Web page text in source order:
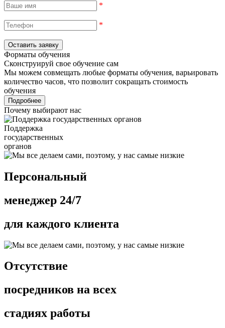
*
*
Форматы обучения
Сконструируй свое обучение сам
Мы можем совмещать любые форматы обучения, варьировать
количество часов, что позволит сокращать стоимость
обучения
Подробнее
Почему выбирают нас
Поддержка
государственных
органов
Персональный
менеджер 24/7
для каждого клиента
Отсутствие
посредников на всех
стадиях работы